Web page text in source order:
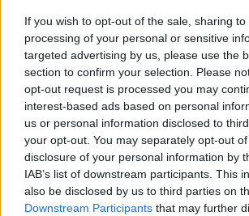
If you wish to opt-out of the sale, sharing
processing of your personal or sensitive
targeted advertising by us, please use the
section to confirm your selection. Please
opt-out request is processed you may
interest-based ads based on personal
us or personal information disclosed to
your opt-out. You may separately opt-out
disclosure of your personal information by
IAB’s list of downstream participants. This
also be disclosed by us to third parties on
Downstream Participants that may further
Kraków MeetUp #28